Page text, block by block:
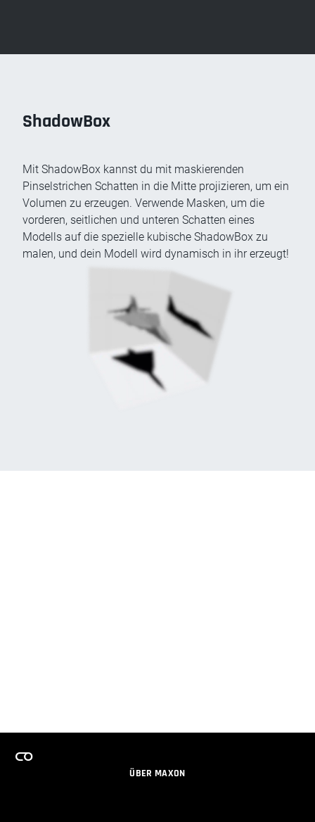
ShadowBox
Mit ShadowBox kannst du mit maskierenden
Pinselstrichen Schatten in die Mitte projizieren, um ein
Volumen zu erzeugen. Verwende Masken, um die
vorderen, seitlichen und unteren Schatten eines
Modells auf die spezielle kubische ShadowBox zu
malen, und dein Modell wird dynamisch in ihr erzeugt!
ÜBER MAXON